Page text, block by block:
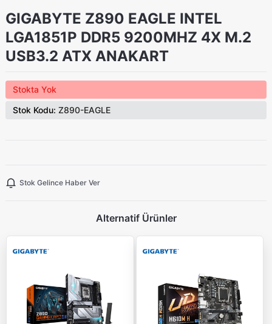
GIGABYTE Z890 EAGLE INTEL
LGA1851P DDR5 9200MHZ 4X M.2
USB3.2 ATX ANAKART
Stokta Yok
Stok Kodu: Z890-EAGLE
Stok Gelince Haber Ver
Alternatif Ürünler